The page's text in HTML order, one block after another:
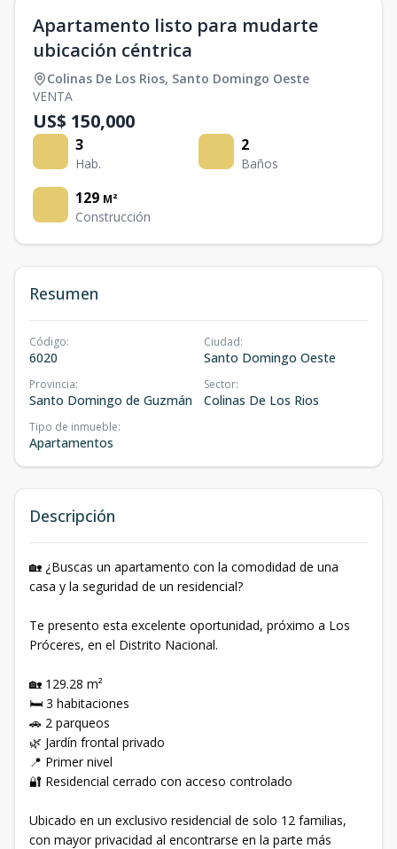
Apartamento listo para mudarte
ubicación céntrica
Colinas De Los Rios, Santo Domingo Oeste
VENTA
US$ 150,000
3
Hab.
2
Baños
129 M²
Construcción
Resumen
Código:
6020
Ciudad:
Santo Domingo Oeste
Provincia:
Santo Domingo de Guzmán
Sector:
Colinas De Los Rios
Tipo de inmueble:
Apartamentos
Descripción
🏡 ¿Buscas un apartamento con la comodidad de una
casa y la seguridad de un residencial?
Te presento esta excelente oportunidad, próximo a Los
Próceres, en el Distrito Nacional.
🏡 129.28 m²
🛏 3 habitaciones
🚗 2 parqueos
🌿 Jardín frontal privado
📍 Primer nivel
🔐 Residencial cerrado con acceso controlado
Ubicado en un exclusivo residencial de solo 12 familias,
con mayor privacidad al encontrarse en la parte más